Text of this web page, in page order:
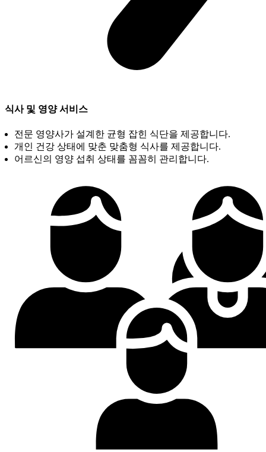
식사 및 영양 서비스
전문 영양사가 설계한 균형 잡힌 식단을 제공합니다.
개인 건강 상태에 맞춘 맞춤형 식사를 제공합니다.
어르신의 영양 섭취 상태를 꼼꼼히 관리합니다.